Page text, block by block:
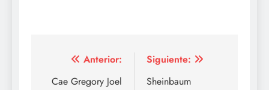
Navegación
de
Anterior:
Cae Gregory Joel
Siguiente:
Sheinbaum